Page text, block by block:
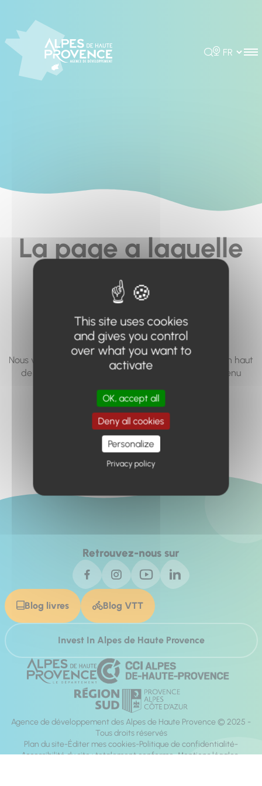
Rechercher
Choisir la
La page a laquelle
vous cherchez à
accéder n'existe
pas... ou plus.
Nous vous invitons à utiliser le moteur de recherche en haut
de page, ou à utiliser le menu pour trouver le contenu
Retour à l'accueil
Retrouvez-nous sur
Blog livres Blog VTT
Invest In Alpes de Haute Provence
Agence de développement des Alpes de Haute Provence © 2025 -
Tous droits réservés
Plan du site Éditer mes cookies Politique de confidentialité
Accessibilité du site : totalement conforme Mentions légales
This site uses cookies
and gives you control
over what you want to
activate
OK, accept all
Deny all cookies
Personalize
Privacy policy